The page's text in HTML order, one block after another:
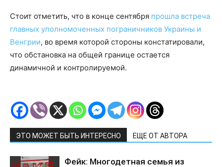
Стоит отметить, что в конце сентября прошла встреча
главных уполномоченных пограничников Украины и
Венгрии, во время которой стороны констатировали,
что обстановка на общей границе остается
динамичной и контролируемой.
ЭТО МОЖЕТ БЫТЬ ИНТЕРЕСНО ЕЩЕ ОТ АВТОРА
Фейк: Многодетная семья из